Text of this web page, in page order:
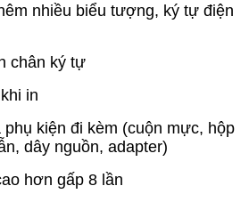
nhiều biểu tượng, ký tự điện
chân ký tự
in
phụ kiện đi kèm (cuộn mực, hộp
dây nguồn, adapter)
hơn gấp 8 lần